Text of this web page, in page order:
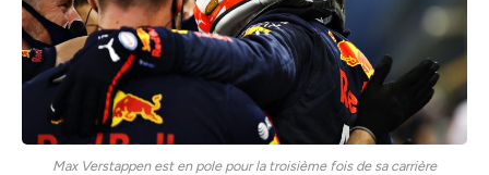
Max Verstappen est en pole pour la troisième fois de sa carrière